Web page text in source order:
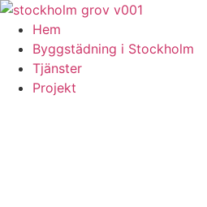
Skip
content
Hem
Byggstädning i Stockholm
Tjänster
Projekt